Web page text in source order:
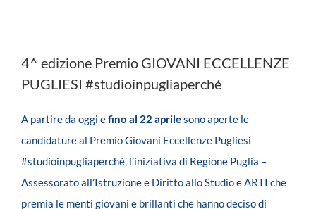
4^ edizione Premio GIOVANI ECCELLENZE
PUGLIESI #studioinpugliaperché
A partire da oggi efino al 22 aprilesono aperte le
candidature al Premio Giovani Eccellenze Pugliesi
#studioinpugliaperché, l’iniziativa di Regione Puglia –
Assessorato all’Istruzione e Diritto allo Studio e ARTI che
premia le menti giovani e brillanti che hanno deciso di